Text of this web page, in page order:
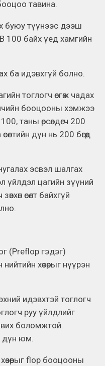
тавина.
буюу түүнээс дээш
100 байх үед хамгийн
ба идэвхгүй болно.
тоглогч өсгөж чадах
бооцооны хэмжээ
таны өрсөлдөгч 200
дүн нь 200 бөгөөд
эсвэл шалгах
үйлдэл цагийн зүүний
өсөлт байхгүй
(Preflop гэдэг)
хөзөрыг нүүрэн
идэвхтэй тоглогч
руу үйлдлийг
боломжтой.
дүн юм.
flop бооцооны